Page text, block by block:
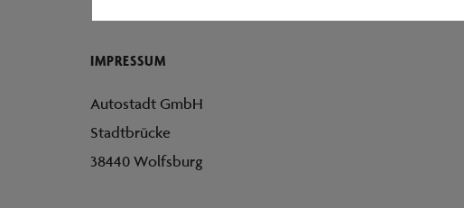
IMPRESSUM
Autostadt GmbH
Stadtbrücke
38440 Wolfsburg